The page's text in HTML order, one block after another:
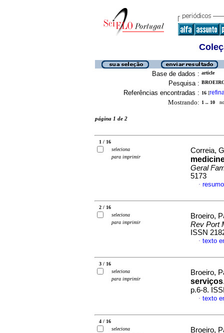
Base de dados : article
Pesquisa :
Referências encontradas : 16 [
Mostrando: 1 .. 10
página 1 de 2
1 / 16
seleciona
para imprimir
Correia,
Geral
5173
·
2 / 16
seleciona
para imprimir
Broeiro,
Rev Port
ISSN
· texto
3 / 16
seleciona
para imprimir
Broeiro,
serviços
p.6-8.
· texto
4 / 16
seleciona
Broeiro,